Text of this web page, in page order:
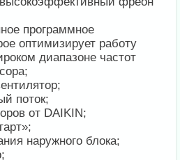
программное
оптимизирует работу
диапазоне частот
поток;
от DAIKIN;
наружного блока;